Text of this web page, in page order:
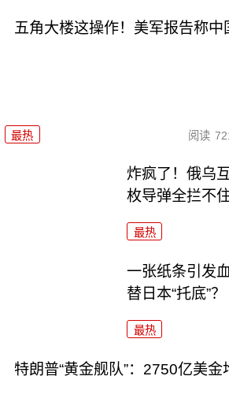
五角大楼这操作！美军报告称中
最热 阅读
炸疯了！俄乌
枚导弹全拦不
最热
一张纸条引发
替日本“托底”？
最热
特朗普“黄金舰队”：2750亿美